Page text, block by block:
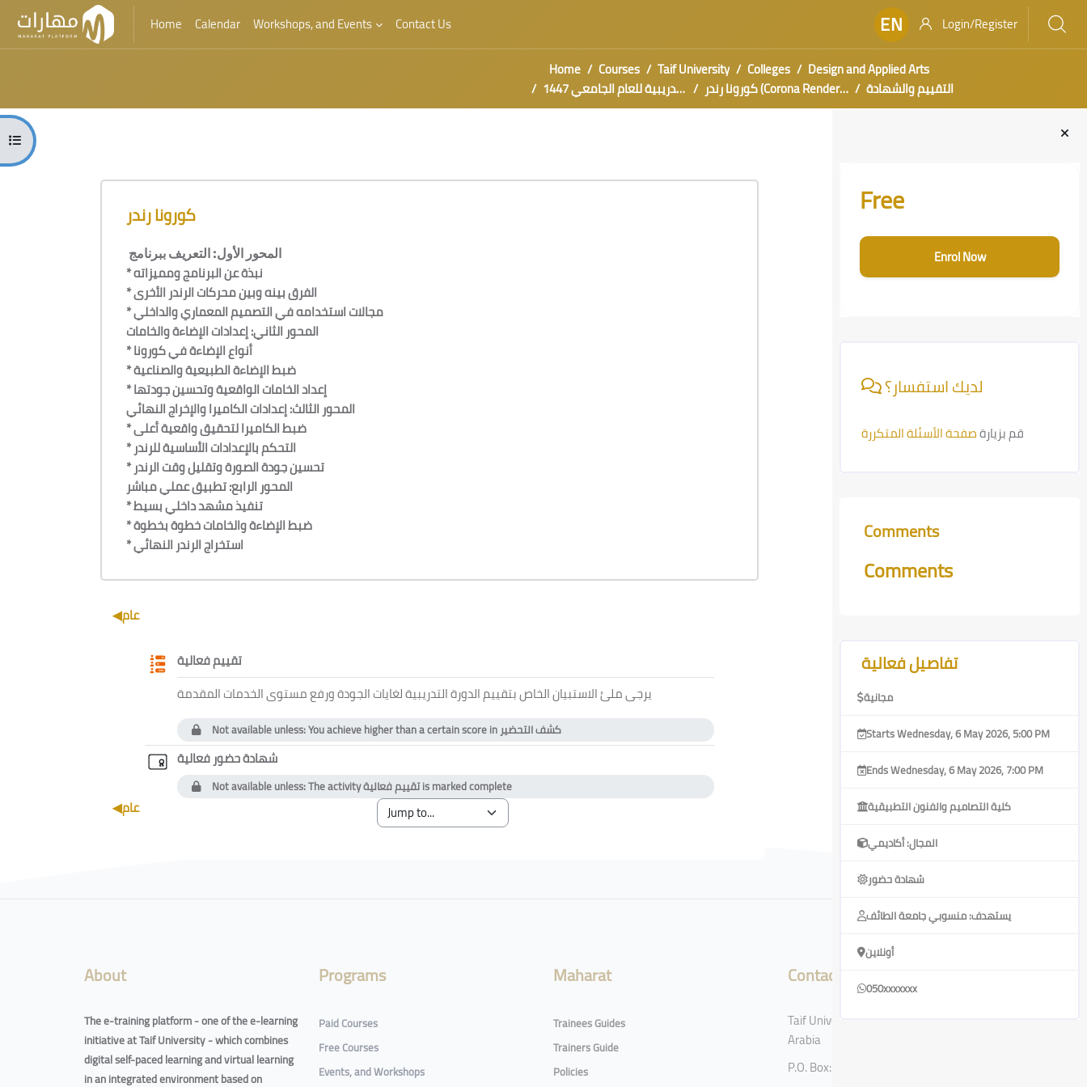
Home Calendar Workshops, and Events Contact Us EN
Login/Register
Home
Courses Taif University Colleges
Design and Applied Arts
دورات تدريبية للعام الجامعي 1447
كورونا رندر (Corona Renderer) التقييم والشهادة
Blocks
Free
Enrol Now
لديك استفسار؟
قم بزيارةصفحة الأسئلة المتكررة
Skip Comments
Comments
Comments
تفاصيل فعالية
مجانية
Starts Wednesday, 6 May 2026, 5:00 PM
Ends Wednesday, 6 May 2026, 7:00 PM
كلية التصاميم والفنون التطبيقية
المجال: أكاديمي
شهادة حضور
يستهدف: منسوبي جامعة الطائف
أونلاين
050xxxxxxx
Open course index
Blocks
Skip [Cocoon] Course Overview
كورونا رندر
المحور الأول: التعريف ببرنامج
* نبذة عن البرنامج ومميزاته
* الفرق بينه وبين محركات الرندر الأخرى
* مجالات استخدامه في التصميم المعماري والداخلي
المحور الثاني: إعدادات الإضاءة والخامات
* أنواع الإضاءة في كورونا
* ضبط الإضاءة الطبيعية والصناعية
* إعداد الخامات الواقعية وتحسين جودتها
المحور الثالث: إعدادات الكاميرا والإخراج النهائي
* ضبط الكاميرا لتحقيق واقعية أعلى
* التحكم بالإعدادات الأساسية للرندر
* تحسين جودة الصورة وتقليل وقت الرندر
المحور الرابع: تطبيق عملي مباشر
* تنفيذ مشهد داخلي بسيط
* ضبط الإضاءة والخامات خطوة بخطوة
* استخراج الرندر النهائي
Section outline
◀︎عام
تقييم فعاليةQuestionnaire
يرجى ملئ الاستبيان الخاص بتقييم الدورة التدريبية لغايات الجودة ورفع مستوى الخدمات المقدمة
Not available unless: You achieve higher than a certain score inكشف التحضير
شهادة حضور فعاليةCustom certificate
Not available unless: The activityتقييم فعاليةis marked complete
◀︎عام
About
The e-training platform - one of the e-learning
initiative at Taif University - which combines
digital self-paced learning and virtual learning
in an integrated environment based on
Programs
Paid Courses
Free Courses
Events, and Workshops
Maharat
Trainees Guides
Trainers Guide
Policies
Contact
Taif University, Taif, Kingdom of Saudi
Arabia
P.O. Box: 11099